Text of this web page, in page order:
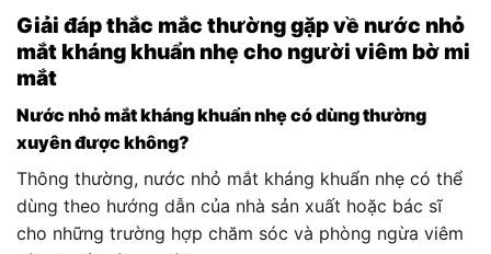
Giải đáp thắc mắc thường gặp về nước nhỏ
mắt kháng khuẩn nhẹ cho người viêm bờ mi
mắt
Nước nhỏ mắt kháng khuẩn nhẹ có dùng thường
xuyên được không?
Thông thường, nước nhỏ mắt kháng khuẩn nhẹ có thể
dùng theo hướng dẫn của nhà sản xuất hoặc bác sĩ
cho những trường hợp chăm sóc và phòng ngừa viêm